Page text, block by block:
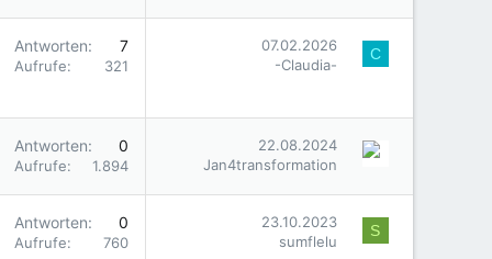
Antworten 7
Aufrufe 321
07.02.2026
-Claudia-
C
Antworten 0
Aufrufe 1.894
22.08.2024
Jan4transformation
Antworten 0
Aufrufe 760
23.10.2023
sumflelu
S